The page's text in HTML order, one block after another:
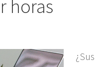
horas
¿Sus